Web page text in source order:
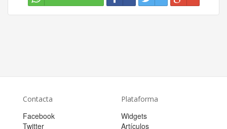
Contacta
Facebook
Twitter
Plataforma
Widgets
Artículos